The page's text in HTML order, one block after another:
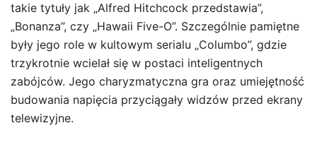
takie tytuły jak „Alfred Hitchcock przedstawia”,
„Bonanza”, czy „Hawaii Five-O”. Szczególnie pamiętne
były jego role w kultowym serialu „Columbo”, gdzie
trzykrotnie wcielał się w postaci inteligentnych
zabójców. Jego charyzmatyczna gra oraz umiejętność
budowania napięcia przyciągały widzów przed ekrany
telewizyjne.